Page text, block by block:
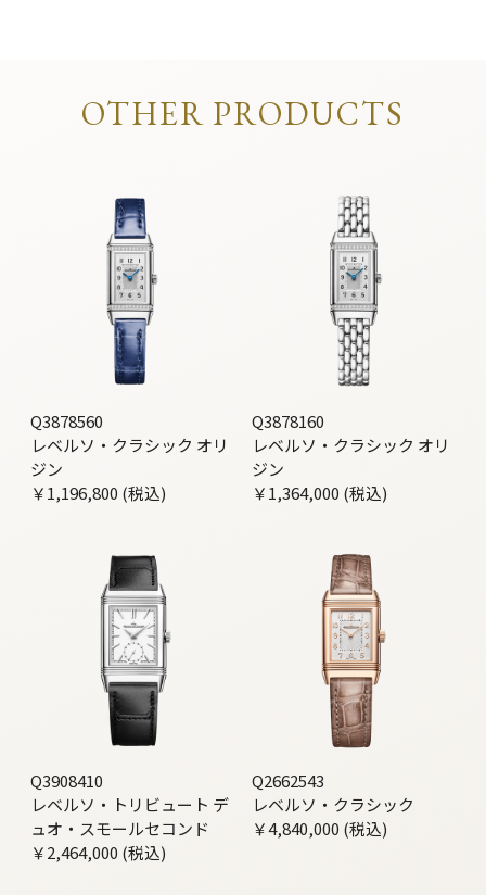
OTHER PRODUCTS
Q3878560
レベルソ・クラシック オリ
ジン
￥1,196,800 (税込)
Q3878160
レベルソ・クラシック オリ
ジン
￥1,364,000 (税込)
Q3908410
レベルソ・トリビュート デ
ュオ・スモールセコンド
￥2,464,000 (税込)
Q2662543
レベルソ・クラシック
￥4,840,000 (税込)